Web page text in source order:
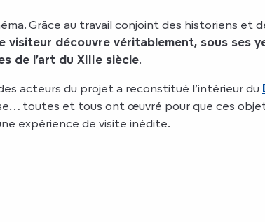
Grâce au travail conjoint des historiens et
visiteur découvre véritablement, sous ses
de l’art du XIIIe siècle.
acteurs du projet a reconstitué l’intérieur du
toutes et tous ont œuvré pour que ces
expérience de visite inédite.